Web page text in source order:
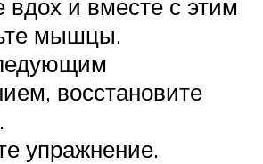
вдох и вместе с этим
мышцы.
восстановите
упражнение.